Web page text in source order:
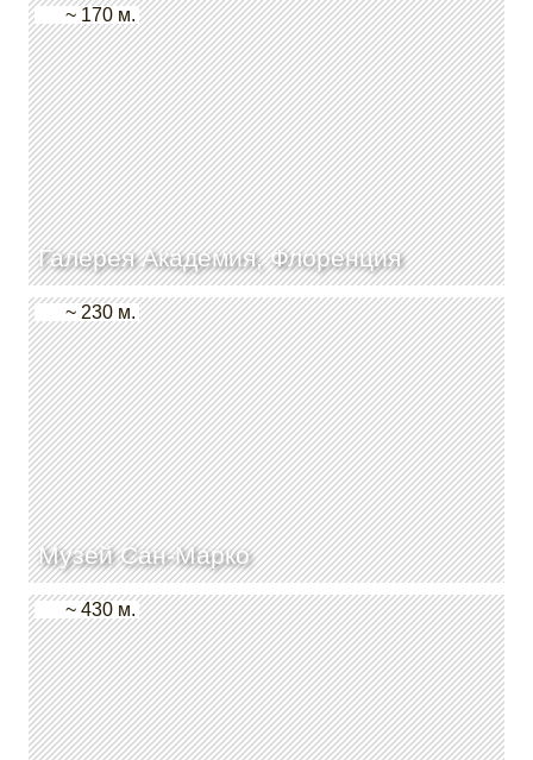
Галерея Академия, Флоренция
~ 170 м.
Музей Сан-Марко
~ 230 м.
~ 430 м.